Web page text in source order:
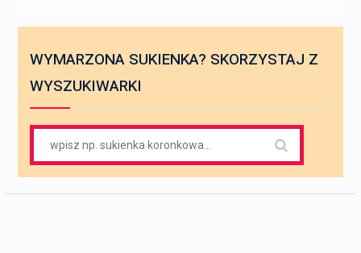
WYMARZONA SUKIENKA? SKORZYSTAJ Z
WYSZUKIWARKI
for: